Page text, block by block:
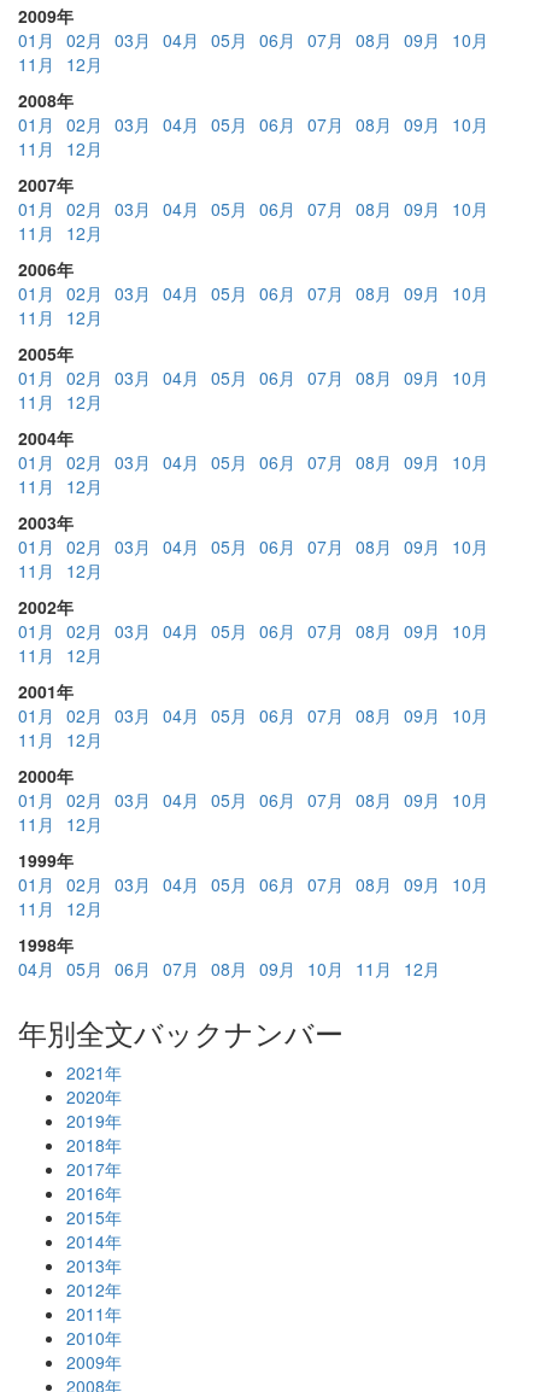
2009年
01月
02月 03月 04月 05月 06月 07月 08月 09月
10月
11月
12月
2008年
01月
02月 03月 04月 05月 06月 07月 08月 09月
10月
11月
12月
2007年
01月
02月 03月 04月 05月 06月 07月 08月 09月
10月
11月
12月
2006年
01月
02月 03月 04月 05月 06月 07月 08月 09月
10月
11月
12月
2005年
01月
02月 03月 04月 05月 06月 07月 08月 09月
10月
11月
12月
2004年
01月
02月 03月 04月 05月 06月 07月 08月 09月
10月
11月
12月
2003年
01月
02月 03月 04月 05月 06月 07月 08月 09月
10月
11月
12月
2002年
01月
02月 03月 04月 05月 06月 07月 08月 09月
10月
11月
12月
2001年
01月
02月 03月 04月 05月 06月 07月 08月 09月
10月
11月
12月
2000年
01月
02月 03月 04月 05月 06月 07月 08月 09月
10月
11月
12月
1999年
01月
02月 03月 04月 05月 06月 07月 08月 09月
10月
11月
12月
1998年
04月
05月 06月 07月 08月 09月 10月 11月 12月
年別全文バックナンバー
2021年
2020年
2019年
2018年
2017年
2016年
2015年
2014年
2013年
2012年
2011年
2010年
2009年
2008年